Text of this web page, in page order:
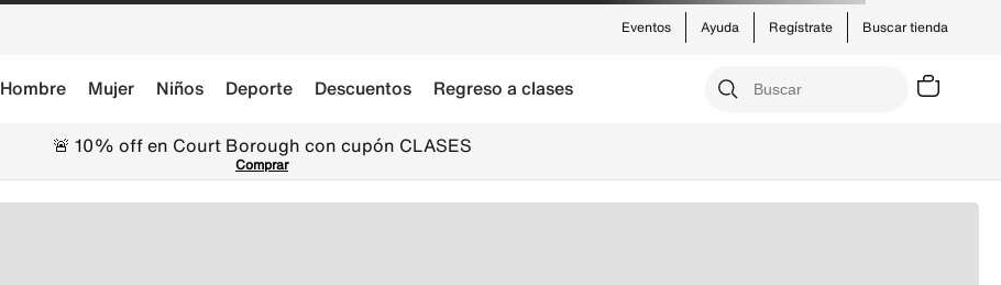
Buscar tienda
Ayuda Regístrate
Eventos
Hombre Mujer Niños Deporte Descuentos Regreso a clases
🚨 10% off en Court Borough con cupón CLASES
Comprar